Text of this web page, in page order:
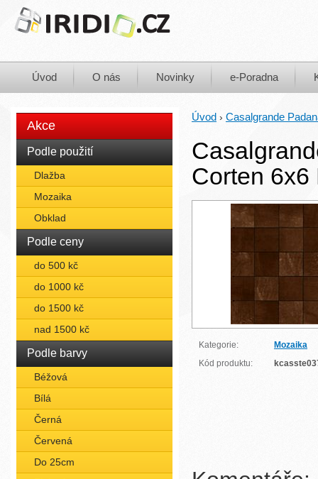
Úvod O nás Novinky e-Poradna
Akce
Podle použití
Dlažba
Mozaika
Obklad
Podle ceny
do 500 kč
do 1000 kč
do 1500 kč
nad 1500 kč
Podle barvy
Béžová
Bílá
Černá
Červená
Do 25cm
Úvod › Casalgrande
Corten 6x6
Kategorie:
Mozaika
Kód produktu: